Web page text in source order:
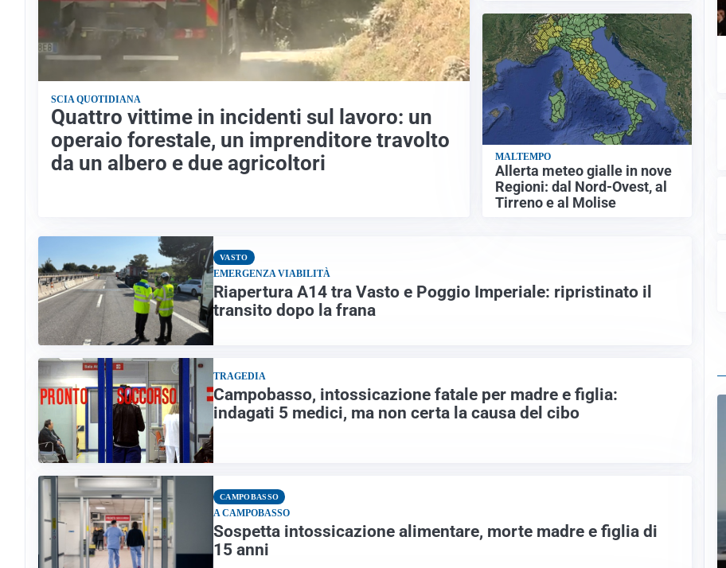
SCIA QUOTIDIANA
Quattro vittime in incidenti sul lavoro: un
operaio forestale, un imprenditore travolto
da un albero e due agricoltori
MALTEMPO
Allerta meteo gialle in nove
Regioni: dal Nord-Ovest, al
Tirreno e al Molise
VASTO
EMERGENZA VIABILITÀ
Riapertura A14 tra Vasto e Poggio Imperiale: ripristinato il
transito dopo la frana
TRAGEDIA
Campobasso, intossicazione fatale per madre e figlia:
indagati 5 medici, ma non certa la causa del cibo
CAMPOBASSO
A CAMPOBASSO
Sospetta intossicazione alimentare, morte madre e figlia di
15 anni